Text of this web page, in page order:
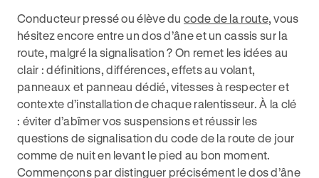
Conducteur pressé ou élève ducode de la route, vous
hésitez encore entre un dos d’âne et un cassis sur la
route, malgré la signalisation ? On remet les idées au
clair : définitions, différences, effets au volant,
panneaux et panneau dédié, vitesses à respecter et
contexte d’installation de chaque ralentisseur. À la clé
: éviter d’abîmer vos suspensions et réussir les
questions de signalisation du code de la route de jour
comme de nuit en levant le pied au bon moment.
Commençons par distinguer précisément le dos d’âne